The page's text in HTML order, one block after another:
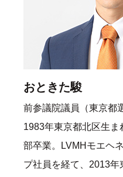
おときた駿
前参議院議員（東京都
1983年東京都北区生
部卒業。LVMHモエヘ
プ社員を経て、2013年